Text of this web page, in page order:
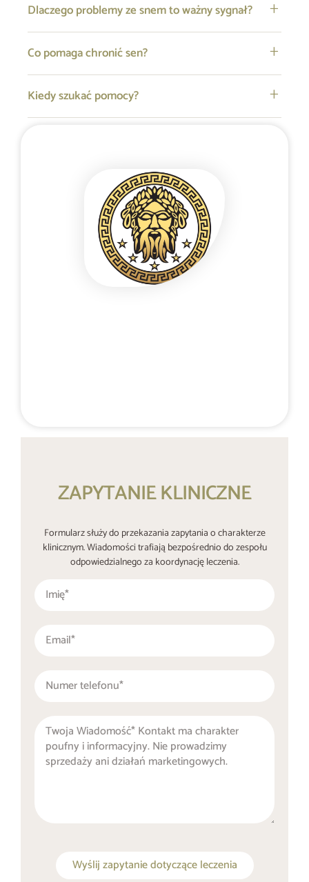
Dlaczego problemy ze snem to ważny sygnał?
Co pomaga chronić sen?
Kiedy szukać pomocy?
ZAPYTANIE KLINICZNE
Formularz służy do przekazania zapytania o charakterze
klinicznym. Wiadomości trafiają bezpośrednio do zespołu
odpowiedzialnego za koordynację leczenia.
Wyślij zapytanie dotyczące leczenia